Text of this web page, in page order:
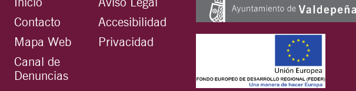
Contacto
Mapa Web
Canal de
Denuncias
Accesibilidad
Privacidad